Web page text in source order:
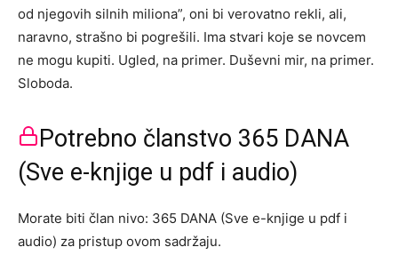
od njegovih silnih miliona”, oni bi verovatno rekli, ali,
naravno, strašno bi pogrešili. Ima stvari koje se novcem
ne mogu kupiti. Ugled, na primer. Duševni mir, na primer.
Sloboda.
Potrebno članstvo 365 DANA
(Sve e-knjige u pdf i audio)
Morate biti član nivo: 365 DANA (Sve e-knjige u pdf i
audio) za pristup ovom sadržaju.